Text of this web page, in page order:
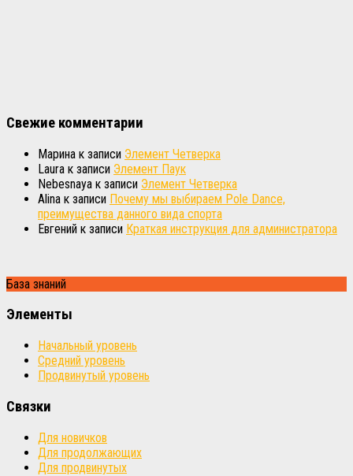
Свежие комментарии
Марина к записи Элемент Четверка
Laura к записи Элемент Паук
Nebesnaya к записи Элемент Четверка
Alina к записи Почему мы выбираем Pole Dance,
преимущества данного вида спорта
Евгений к записи Краткая инструкция для администратора
База знаний
Элементы
Начальный уровень
Средний уровень
Продвинутый уровень
Связки
Для новичков
Для продолжающих
Для продвинутых